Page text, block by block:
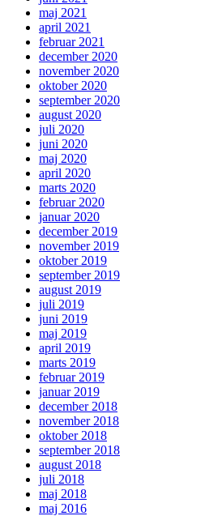
maj 2021
april 2021
februar 2021
december 2020
november 2020
oktober 2020
september 2020
august 2020
juli 2020
juni 2020
maj 2020
april 2020
marts 2020
februar 2020
januar 2020
december 2019
november 2019
oktober 2019
september 2019
august 2019
juli 2019
juni 2019
maj 2019
april 2019
marts 2019
februar 2019
januar 2019
december 2018
november 2018
oktober 2018
september 2018
august 2018
juli 2018
maj 2018
maj 2016